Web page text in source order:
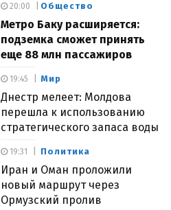
Общество
Метро Баку расширяется:
подземка сможет принять
еще 88 млн пассажиров
20:00
Мир
Днестр мелеет: Молдова
перешла к использованию
стратегического запаса воды
19:45
Политика
Иран и Оман проложили
новый маршрут через
Ормузский пролив
19:31